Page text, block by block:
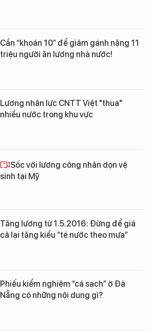
Cần “khoán 10” để giảm gánh nặng 11
triệu người ăn lương nhà nước!
Lương nhân lực CNTT Việt "thua"
nhiều nước trong khu vực
Sốc với lương công nhân dọn vệ
sinh tại Mỹ
Tăng lương từ 1.5.2016: Đừng để giá
cả lại tăng kiểu “té nước theo mưa”
Phiếu kiểm nghiệm “cá sạch” ở Đà
Nẵng có những nội dung gì?